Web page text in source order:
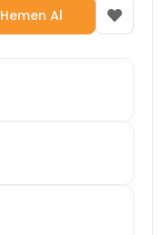
Hemen Al